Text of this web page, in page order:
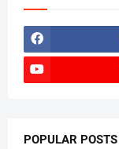
POPULAR POSTS